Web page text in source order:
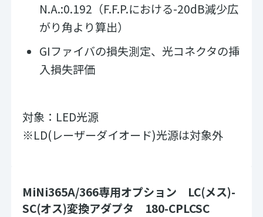
N.A.:0.192（F.F.P.における-20dB減少広
がり角より算出）
GIファイバの損失測定、光コネクタの挿
入損失評価
対象：LED光源
※LD(レーザーダイオード)光源は対象外
MiNi365A/366専用オプション LC(メス)-
SC(オス)変換アダプタ 180-CPLCSC